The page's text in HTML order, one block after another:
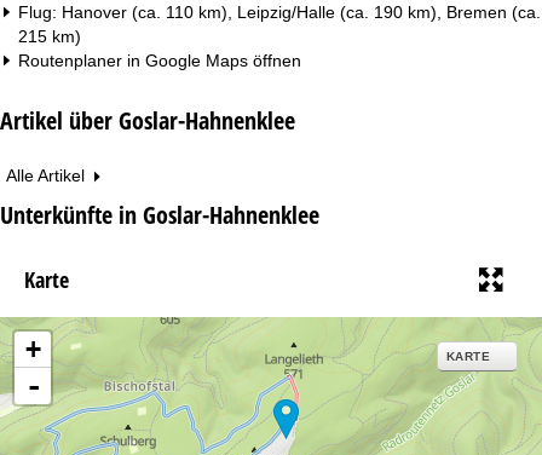
Flug: Hanover (ca. 110 km), Leipzig/Halle (ca. 190 km), Bremen (ca.
215 km)
Routenplaner in Google Maps öffnen
Artikel über Goslar-Hahnenklee
Alle Artikel
Unterkünfte in Goslar-Hahnenklee
Karte
+
-
KARTE